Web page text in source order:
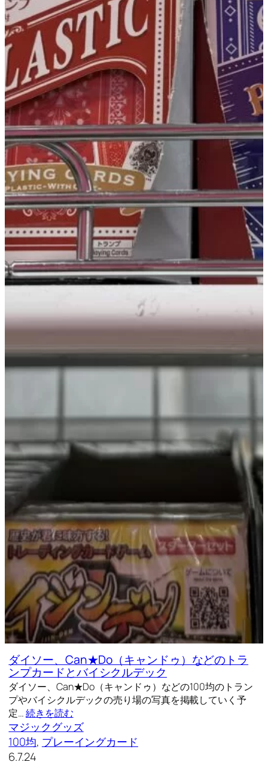
ダイソー、Can★Do（キャンドゥ）などのトラ
ンプカードとバイシクルデック
ダイソー、Can★Do（キャンドゥ）などの100均のトラン
プやバイシクルデックの売り場の写真を掲載していく予
定…続きを読む
マジックグッズ
100均, プレーイングカード
6.7.24